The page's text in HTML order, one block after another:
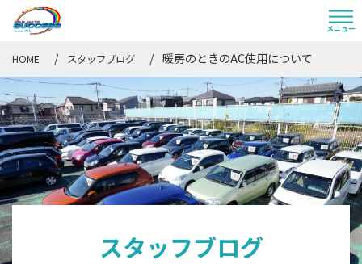
HOME スタッフブログ 暖房のときのAC使用について
スタッフブログ